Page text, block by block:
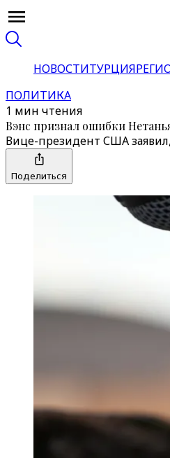
НОВОСТИТУРЦИЯ
ПОЛИТИКА
1 мин чтения
Вэнс признал ошибки
Вице-президент США
Поделиться